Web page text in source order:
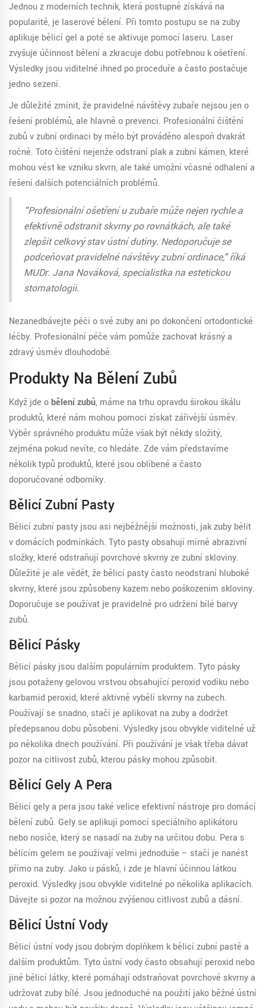
Jednou z moderních technik, která postupně získává na
popularitě, je laserové bělení. Při tomto postupu se na zuby
aplikuje bělicí gel a poté se aktivuje pomocí laseru. Laser
zvyšuje účinnost bělení a zkracuje dobu potřebnou k ošetření.
Výsledky jsou viditelné ihned po proceduře a často postačuje
jedno sezení.
Je důležité zmínit, že pravidelné návštěvy zubaře nejsou jen o
řešení problémů, ale hlavně o prevenci. Profesionální čištění
zubů v zubní ordinaci by mělo být prováděno alespoň dvakrát
ročně. Toto čištění nejenže odstraní plak a zubní kámen, které
mohou vést ke vzniku skvrn, ale také umožní včasné odhalení a
řešení dalších potenciálních problémů.
"Profesionální ošetření u zubaře může nejen rychle a
efektivně odstranit skvrny po rovnátkách, ale také
zlepšit celkový stav ústní dutiny. Nedoporučuje se
podceňovat pravidelné návštěvy zubní ordinace," říká
MUDr. Jana Nováková, specialistka na estetickou
stomatologii.
Nezanedbávejte péči o své zuby ani po dokončení ortodontické
léčby. Profesionální péče vám pomůže zachovat krásný a
zdravý úsměv dlouhodobě.
Produkty Na Bělení Zubů
Když jde obělení zubů, máme na trhu opravdu širokou škálu
produktů, které nám mohou pomoci získat zářivější úsměv.
Výběr správného produktu může však být někdy složitý,
zejména pokud nevíte, co hledáte. Zde vám představíme
několik typů produktů, které jsou oblíbené a často
doporučované odborníky.
Bělicí Zubní Pasty
Bělicí zubní pasty jsou asi nejběžnější možností, jak zuby bělit
v domácích podmínkách. Tyto pasty obsahují mírně abrazivní
složky, které odstraňují povrchové skvrny ze zubní skloviny.
Důležité je ale vědět, že bělicí pasty často neodstraní hluboké
skvrny, které jsou způsobeny kazem nebo poškozením skloviny.
Doporučuje se používat je pravidelně pro udržení bílé barvy
zubů.
Bělicí Pásky
Bělicí pásky jsou dalším populárním produktem. Tyto pásky
jsou potaženy gelovou vrstvou obsahující peroxid vodíku nebo
karbamid peroxid, které aktivně vybělí skvrny na zubech.
Používají se snadno, stačí je aplikovat na zuby a dodržet
předepsanou dobu působení. Výsledky jsou obvykle viditelné už
po několika dnech používání. Při používání je však třeba dávat
pozor na citlivost zubů, kterou pásky mohou způsobit.
Bělicí Gely A Pera
Bělicí gely a pera jsou také velice efektivní nástroje pro domácí
bělení zubů. Gely se aplikují pomocí speciálního aplikátoru
nebo nosiče, který se nasadí na zuby na určitou dobu. Pera s
bělícím gelem se používají velmi jednoduše – stačí je nanést
přímo na zuby. Jako u pásků, i zde je hlavní účinnou látkou
peroxid. Výsledky jsou obvykle viditelné po několika aplikacích.
Dávejte si pozor na možnou zvýšenou citlivost zubů a dásní.
Bělicí Ústní Vody
Bělicí ústní vody jsou dobrým doplňkem k bělicí zubní pastě a
dalším produktům. Tyto ústní vody často obsahují peroxid nebo
jiné bělicí látky, které pomáhají odstraňovat povrchové skvrny a
udržovat zuby bílé. Jsou jednoduché na použití jako běžné ústní